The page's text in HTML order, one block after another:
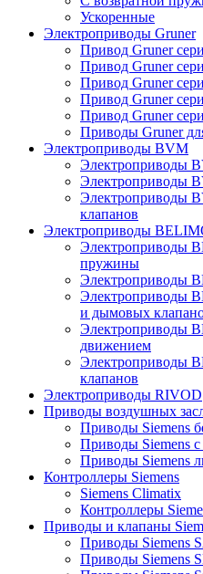
Ускоренные
Электроприводы Gruner
Привод Gruner
Привод Gruner
Привод Gruner
Привод Gruner
Привод Gruner
Приводы Gruner
Электроприводы BVM
Электроприводы
Электроприводы
Электроприводы
клапанов
Электроприводы
Электроприводы
пружины
Электроприводы
Электроприводы
и дымовых
Электроприводы
движением
Электроприводы
клапанов
Электроприводы RIVOD
Приводы воздушных
Приводы Siemens
Приводы Siemens
Приводы Siemens
Контроллеры Siemens
Siemens Climatix
Контроллеры
Приводы и клапаны
Приводы Siemens
Приводы Siemens